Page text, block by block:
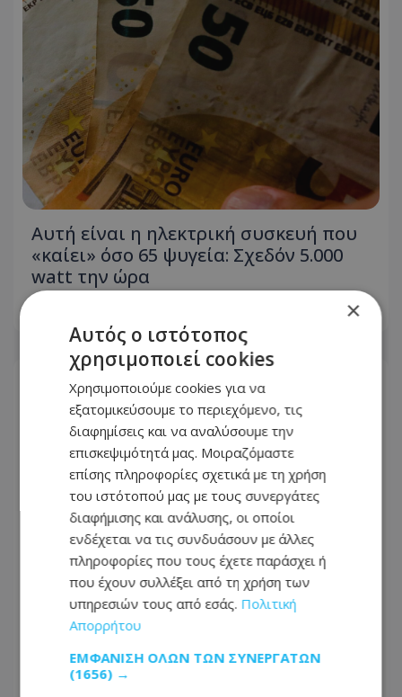
Αυτή είναι η ηλεκτρική συσκευή που
«καίει» όσο 65 ψυγεία: Σχεδόν 5.000
watt την ώρα
Νοσηλευτής ακινητοποίησε βίαιο
ασθενή με λαβές ζίου-ζίτσου στην
Αυσραλία - Δείτε βίντεο
×
Αυτός ο ιστότοπος
χρησιμοποιεί cookies
Χρησιμοποιούμε cookies για να
εξατομικεύσουμε το περιεχόμενο, τις
διαφημίσεις και να αναλύσουμε την
επισκεψιμότητά μας. Μοιραζόμαστε
επίσης πληροφορίες σχετικά με τη χρήση
του ιστότοπού μας με τους συνεργάτες
διαφήμισης και ανάλυσης, οι οποίοι
ενδέχεται να τις συνδυάσουν με άλλες
πληροφορίες που τους έχετε παράσχει ή
που έχουν συλλέξει από τη χρήση των
υπηρεσιών τους από εσάς. Πολιτική
Απορρήτου
ΕΜΦΆΝΙΣΗ ΌΛΩΝ ΤΩΝ ΣΥΝΕΡΓΑΤΏΝ
(1656) →